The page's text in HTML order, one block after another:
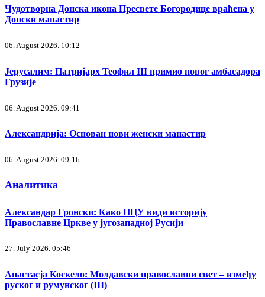
Чудотворна Донска икона Пресвете Богородице враћена у
Донски манастир
06. August 2026. 10:12
Јерусалим: Патријарх Теофил III примио новог амбасадора
Грузије
06. August 2026. 09:41
Александрија: Основан нови женски манастир
06. August 2026. 09:16
Аналитика
Александар Гронски: Како ПЦУ види историју
Православне Цркве у југозападној Русији
27. July 2026. 05:46
Анастасја Коскело: Молдавски православни свет – између
руског и румунског (III)